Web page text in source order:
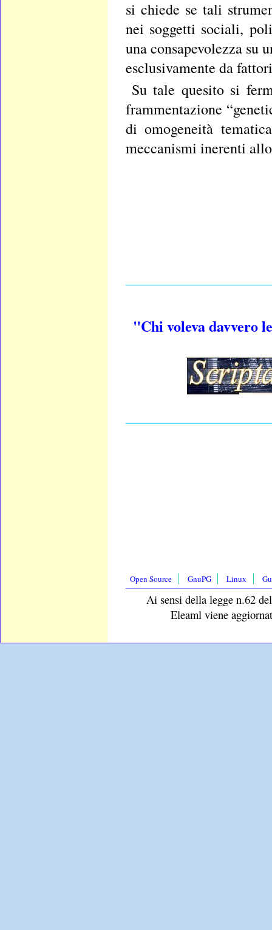
si chiede se tali
nei soggetti sociali,
una consapevolezza su
esclusivamente da
Su tale quesito si
frammentazione
di omogeneità
meccanismi inerenti
"Chi voleva davvero
Open Source GnuPG Linux
Ai sensi della legge n.62
Eleaml viene